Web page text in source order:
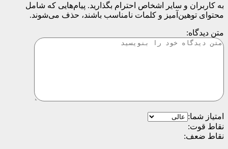
به کاربران و سایر اشخاص احترام بگذارید. پیام‌هایی که شامل
محتوای توهین‌آمیز و کلمات نامناسب باشند، حذف می‌شوند.
متن دیدگاه:
امتیاز شما:
نقاط قوت:
نقاط ضعف: